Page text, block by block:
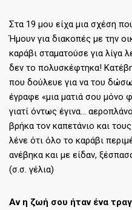
Στα 19 μου είχα μια σχέση
Ήμουν για διακοπές με την
καράβι σταματούσε για λίγα
δεν το πολυσκέφτηκα!
που δούλευε για να του
έγραφε «μια ματιά σου μόνο
γιατί όντως έγινα…
βρήκα τον καπετάνιο και
λένε ότι όλο το καράβι
ανέβηκα και με είδαν,
(σ.σ. γέλια)
Αν η ζωή σου ήταν ένα